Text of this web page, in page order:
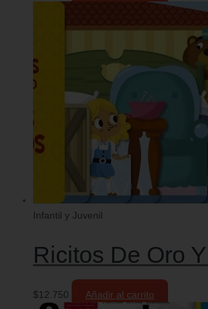
Infantil y Juvenil
Ricitos De Oro
$12.750 Añadir al carrito